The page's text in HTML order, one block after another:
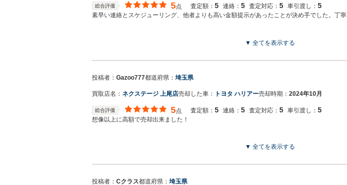
総合評価 5点 査定額： 5 連絡： 5 査定対応： 5 車引渡し： 5
素早い連絡とスケジューリング、他者よりも高い金額提示があったことが決め手でした。丁寧
▼ 全てを表示する
投稿者： Gazoo777都道府県： 埼玉県
買取店名： ネクステージ 上尾店売却した車： トヨタ ハリアー売却時期： 2024年10月
総合評価 5点 査定額： 5 連絡： 5 査定対応： 5 車引渡し： 5
想像以上に高額で売却出来ました！
▼ 全てを表示する
投稿者： Cクラス都道府県： 埼玉県